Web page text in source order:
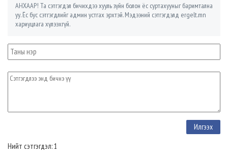
АНХААР! Та сэтгэгдэл бичихдээ хууль зүйн болон ёс суртахууныг баримтална
уу. Ёс бус сэтгэгдлийг админ устгах эрхтэй. Мэдээний сэтгэгдэлд ergelt.mn
хариуцлага хүлээхгүй.
Нийт сэтгэгдэл: 1